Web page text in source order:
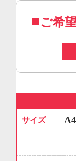
ご希
サイズ